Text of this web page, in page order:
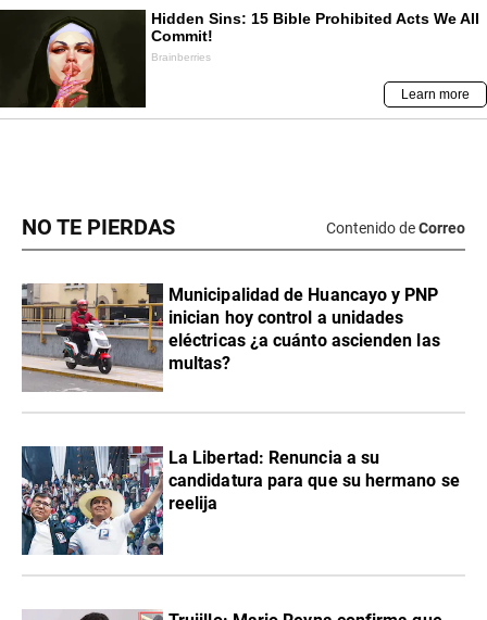
NO TE PIERDAS Contenido deCorreo
Municipalidad de Huancayo y PNP
inician hoy control a unidades
eléctricas ¿a cuánto ascienden las
multas?
La Libertad: Renuncia a su
candidatura para que su hermano se
reelija